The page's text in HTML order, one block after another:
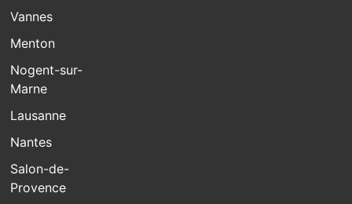
Vannes
Menton
Nogent-sur-
Marne
Lausanne
Nantes
Salon-de-
Provence